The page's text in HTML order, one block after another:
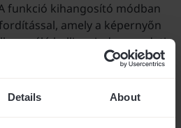
Details About
funkció kihangosító módban
amely a képernyőn
hallja mind az eredeti,
KIS